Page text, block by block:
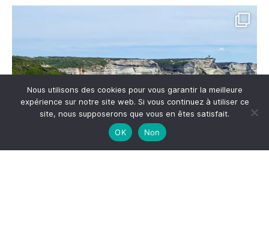
Nous utilisons des cookies pour vous garantir la meilleure
expérience sur notre site web. Si vous continuez à utiliser ce
site, nous supposerons que vous en êtes satisfait.
OK
Non